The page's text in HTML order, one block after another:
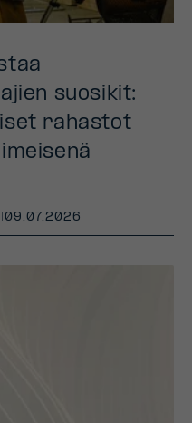
suosikit:
rahastot
|09.07.2026